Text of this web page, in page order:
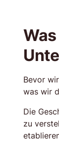
Bevor
was wir
Die
zu